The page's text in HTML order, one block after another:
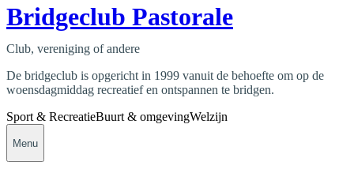
Bridgeclub Pastorale
Club, vereniging of andere
De bridgeclub is opgericht in 1999 vanuit de behoefte om op de
woensdagmiddag recreatief en ontspannen te bridgen.
Sport & RecreatieBuurt & omgevingWelzijn
Menu